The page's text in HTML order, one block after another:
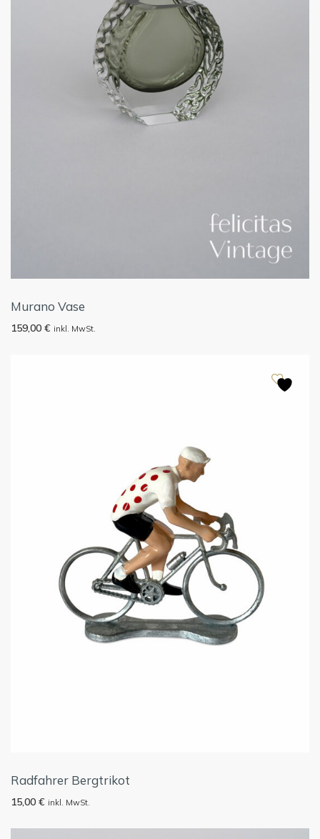
Murano Vase
159,00 € inkl. MwSt.
Radfahrer Bergtrikot
15,00 € inkl. MwSt.